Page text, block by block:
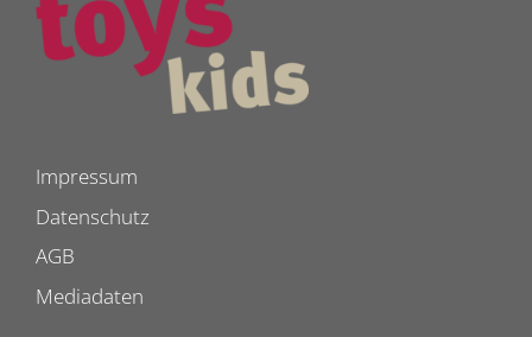
Impressum
Datenschutz
AGB
Mediadaten